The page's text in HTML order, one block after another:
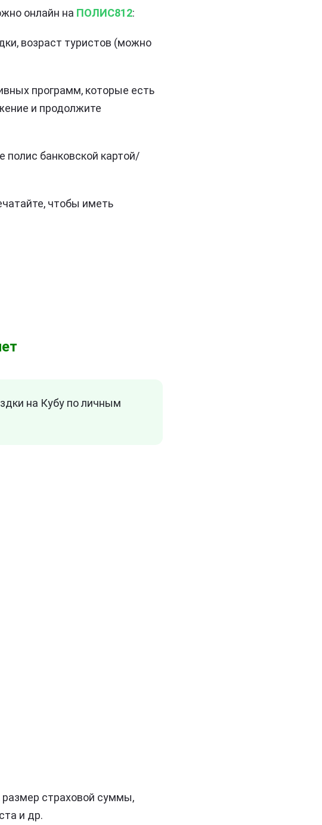
онлайн на ПОЛИС812:
возраст туристов (можно
программ, которые есть
и продолжите
банковской картой/
чтобы иметь
на Кубу по личным
размер страховой суммы,
и др.